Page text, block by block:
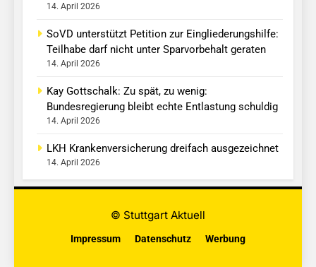
14. April 2026
SoVD unterstützt Petition zur Eingliederungshilfe:
Teilhabe darf nicht unter Sparvorbehalt geraten
14. April 2026
Kay Gottschalk: Zu spät, zu wenig:
Bundesregierung bleibt echte Entlastung schuldig
14. April 2026
LKH Krankenversicherung dreifach ausgezeichnet
14. April 2026
© Stuttgart Aktuell
Impressum Datenschutz Werbung